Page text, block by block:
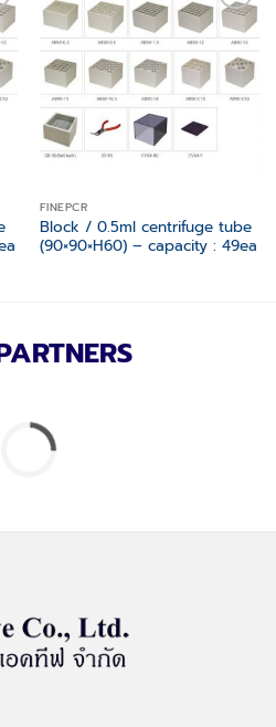
Add to
wishlist
FINEPCR
Block / 0.5ml centrifuge tube
(90×90×H60) – capacity : 49ea